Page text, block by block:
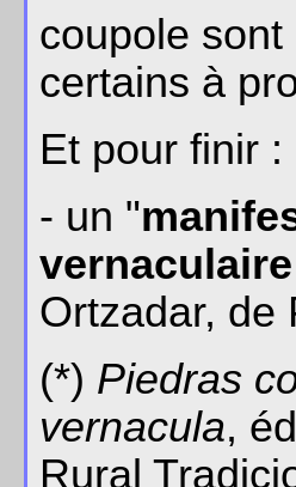
coupole
certains à
Et pour finir :
- un "
Ortzadar, de
(*) Piedras
vernacula,
Rural